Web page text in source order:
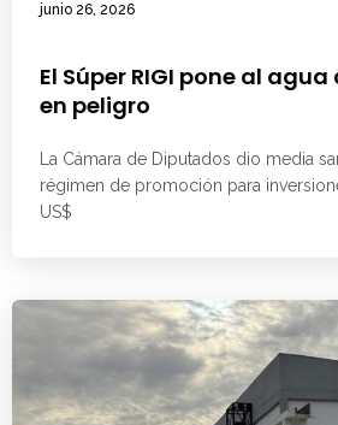
junio 26, 2026
El Súper RIGI pone al
en peligro
La Cámara de Diputados dio media
régimen de promoción para
US$